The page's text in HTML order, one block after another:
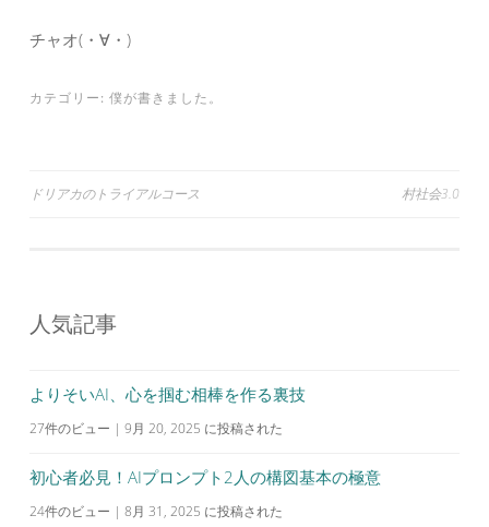
チャオ(・∀・)
カテゴリー: 僕が書きました。
投
ゲ
シ
ョ
ドリアカのトライアルコース 村社会3.0
人気記事
よりそいAI、心を掴む相棒を作る裏技
27件のビュー | 9月 20, 2025 に投稿された
初心者必見！AIプロンプト2人の構図基本の極意
24件のビュー | 8月 31, 2025 に投稿された